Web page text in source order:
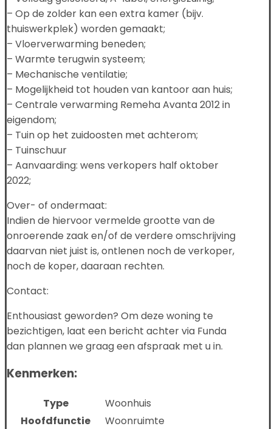
– Op de zolder kan een extra kamer (bijv.
thuiswerkplek) worden gemaakt;
– Vloerverwarming beneden;
– Warmte terugwin systeem;
– Mechanische ventilatie;
– Mogelijkheid tot houden van kantoor aan huis;
– Centrale verwarming Remeha Avanta 2012 in
eigendom;
– Tuin op het zuidoosten met achterom;
– Tuinschuur
– Aanvaarding: wens verkopers half oktober
2022;
Over- of ondermaat:
Indien de hiervoor vermelde grootte van de
onroerende zaak en/of de verdere omschrijving
daarvan niet juist is, ontlenen noch de verkoper,
noch de koper, daaraan rechten.
Contact:
Enthousiast geworden? Om deze woning te
bezichtigen, laat een bericht achter via Funda
dan plannen we graag een afspraak met u in.
Kenmerken:
Type
Woonhuis
Hoofdfunctie
Woonruimte